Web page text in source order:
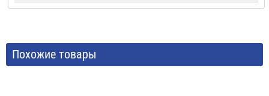
Похожие товары